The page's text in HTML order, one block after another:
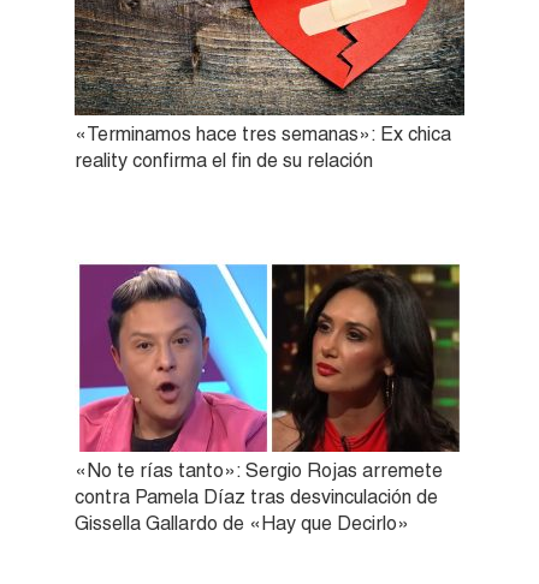
«Terminamos hace tres semanas»: Ex chica
reality confirma el fin de su relación
«No te rías tanto»: Sergio Rojas arremete
contra Pamela Díaz tras desvinculación de
Gissella Gallardo de «Hay que Decirlo»